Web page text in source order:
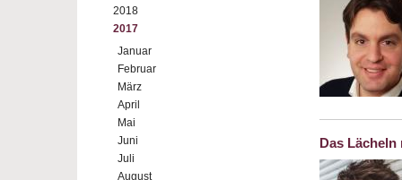
2018
2017
Januar
Februar
März
April
Mai
Juni
Juli
August
Das Lächeln